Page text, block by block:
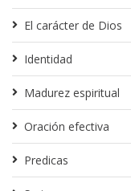
El carácter de Dios
Identidad
Madurez espiritual
Oración efectiva
Predicas